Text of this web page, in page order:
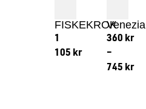
FISKEKROK
1
105 kr
Venezia
360 kr
–
745 kr